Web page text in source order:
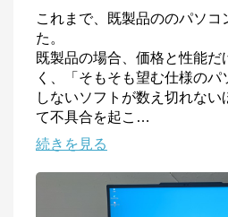
これまで、既製品ののパソコ
た。
既製品の場合、価格と性能だ
く、「そもそも望む仕様のパ
しないソフトが数え切れな
て不具合を起こ …
続きを見る